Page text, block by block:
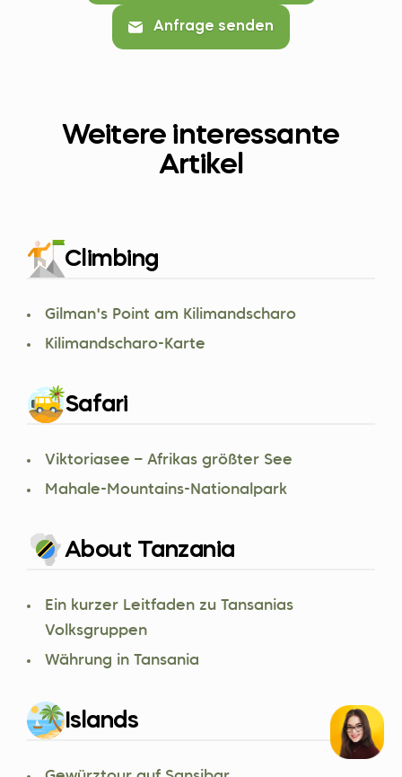
Anfrage senden
Weitere interessante
Artikel
Climbing
Gilman's Point am Kilimandscharo
Kilimandscharo-Karte
Safari
Viktoriasee – Afrikas größter See
Mahale-Mountains-Nationalpark
About Tanzania
Ein kurzer Leitfaden zu Tansanias
Volksgruppen
Währung in Tansania
Islands